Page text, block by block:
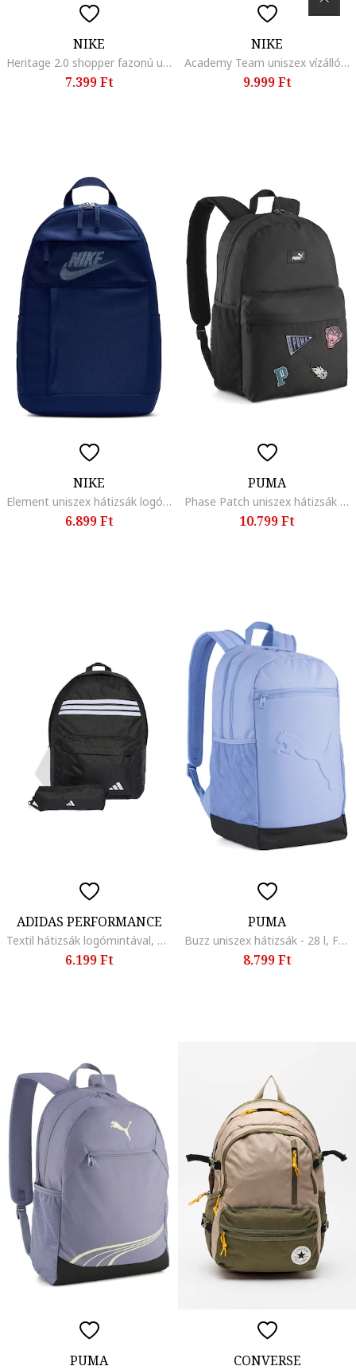
NIKE
Heritage 2.0 shopper fazonú uniszex táska logóval, Bézs
7.399 Ft
NIKE
Academy Team uniszex vízálló hátizsák - 30 l, Szalmasárga/Neon narancssárga
9.999 Ft
NIKE
Element uniszex hátizsák logós részlettel - 21 l, Fehér/Sötétkék
6.899 Ft
PUMA
Phase Patch uniszex hátizsák - 20 l, Fekete/Pasztellrózsaszín/Világoskék
10.799 Ft
ADIDAS PERFORMANCE
Textil hátizsák logómintával, Fekete
6.199 Ft
PUMA
Buzz uniszex hátizsák - 28 l, Fekete/Levendulakék
8.799 Ft
PUMA CONVERSE